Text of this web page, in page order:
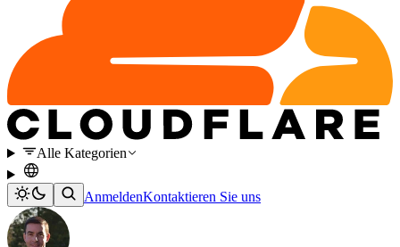
Alle Kategorien
AnmeldenKontaktieren Sie uns